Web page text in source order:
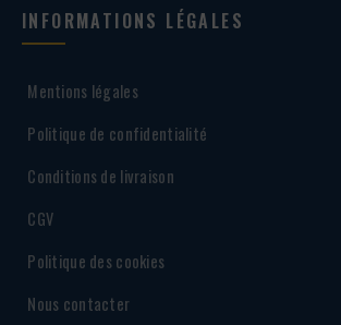
INFORMATIONS LÉGALES
Mentions légales
Politique de confidentialité
Conditions de livraison
CGV
Politique des cookies
Nous contacter